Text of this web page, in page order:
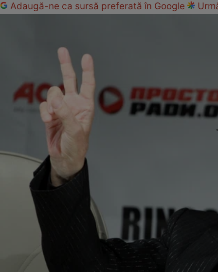
Adaugă-ne ca sursă preferată în Google